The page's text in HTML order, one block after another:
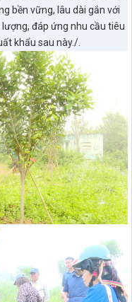
bền vững, lâu dài gắn với
đáp ứng nhu cầu tiêu
khẩu sau này./.